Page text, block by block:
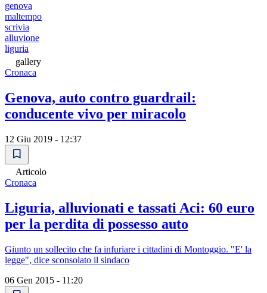
genova
maltempo
scrivia
alluvione
liguria
gallery
Cronaca
Genova, auto contro guardrail:
conducente vivo per miracolo
12 Giu 2019 - 12:37
Articolo
Cronaca
Liguria, alluvionati e tassati Aci: 60 euro
per la perdita di possesso auto
Giunto un sollecito che fa infuriare i cittadini di Montoggio. "E' la
legge", dice sconsolato il sindaco
06 Gen 2015 - 11:20